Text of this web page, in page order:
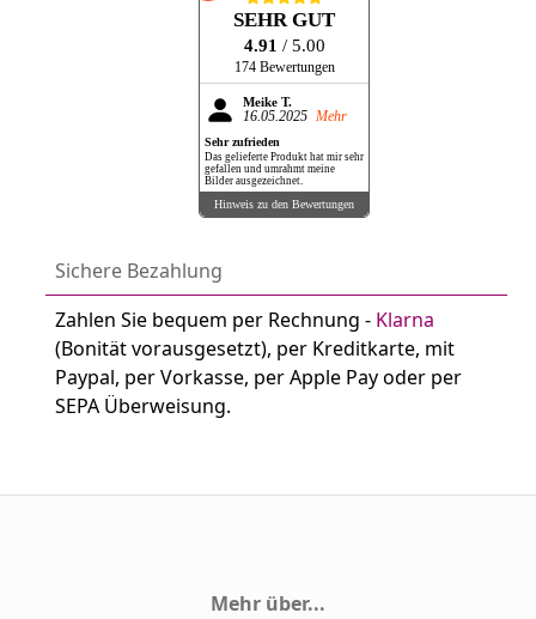
SEHR GUT
4.91 / 5.00
174 Bewertungen
Meike T.
16.05.2025 Mehr
Sehr zufrieden
Das gelieferte Produkt hat mir sehr
gefallen und umrahmt meine
Bilder ausgezeichnet.
Hinweis zu den Bewertungen
Sichere Bezahlung
Zahlen Sie bequem per Rechnung - Klarna
(Bonität vorausgesetzt), per Kreditkarte, mit
Paypal, per Vorkasse, per Apple Pay oder per
SEPA Überweisung.
Mehr über...